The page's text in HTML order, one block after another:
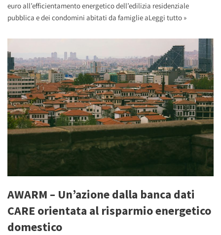
euro all’efficientamento energetico dell’edilizia residenziale
pubblica e dei condomini abitati da famiglie aLeggi tutto »
AWARM – Un’azione dalla banca dati
CARE orientata al risparmio energetico
domestico